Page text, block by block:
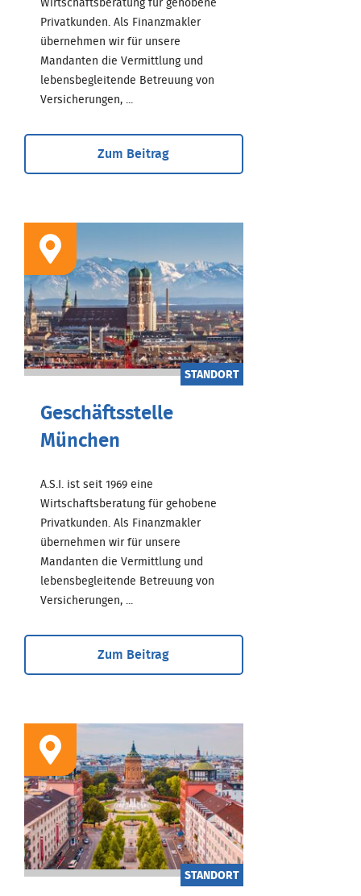
Wirtschaftsberatung für gehobene
Privatkunden. Als Finanzmakler
übernehmen wir für unsere
Mandanten die Vermittlung und
lebensbegleitende Betreuung von
Versicherungen, ...
Zum Beitrag
STANDORT
Geschäftsstelle
München
A.S.I. ist seit 1969 eine
Wirtschaftsberatung für gehobene
Privatkunden. Als Finanzmakler
übernehmen wir für unsere
Mandanten die Vermittlung und
lebensbegleitende Betreuung von
Versicherungen, ...
Zum Beitrag
STANDORT